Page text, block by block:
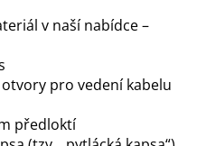
v naší nabídce –
pro vedení kabelu
předloktí